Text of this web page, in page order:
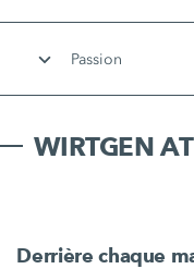
Passion
WIRTGEN
Derrière chaque